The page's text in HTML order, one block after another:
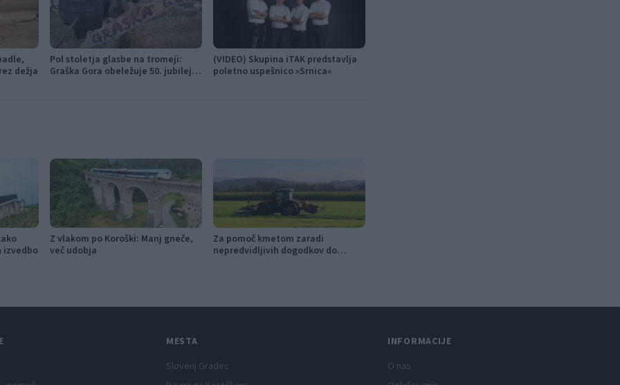
dežja
Pol stoletja glasbe na tromeji:
Graška Gora obeležuje 50. jubilejni
(VIDEO) Skupina iTAK predstavlja
poletno uspešnico »Srnica«
Z vlakom po Koroški: Manj gneče,
več udobja
Za pomoč kmetom zaradi
nepredvidljivih dogodkov do
MESTA
Slovenj Gradec
INFORMACIJE
O nas